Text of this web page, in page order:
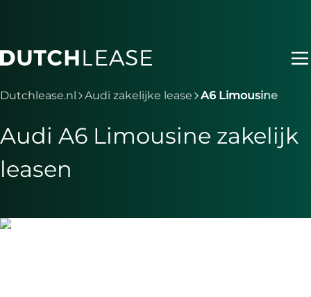
Je bent nu voorbij het hoofdmenu
Dutchlease.nl Audi zakelijke lease A6 Limousine
Audi A6 Limousine zakelijk
leasen